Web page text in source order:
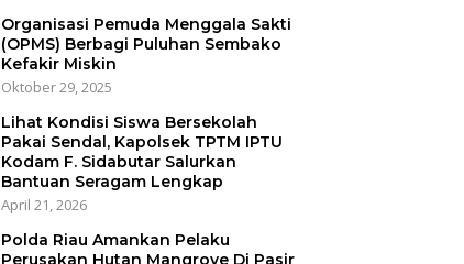
Organisasi Pemuda Menggala Sakti
(OPMS) Berbagi Puluhan Sembako
Kefakir Miskin
Oktober 29, 2025
Lihat Kondisi Siswa Bersekolah
Pakai Sendal, Kapolsek TPTM IPTU
Kodam F. Sidabutar Salurkan
Bantuan Seragam Lengkap
April 21, 2026
Polda Riau Amankan Pelaku
Perusakan Hutan Mangrove Di Pasir